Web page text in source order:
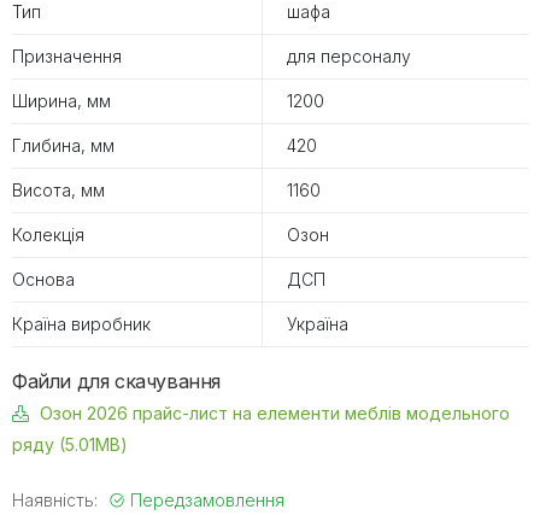
Тип шафа
Призначення для персоналу
Ширина, мм 1200
Глибина, мм 420
Висота, мм 1160
Колекція Озон
Основа ДСП
Країна виробник Україна
Файли для скачування
Озон 2026 прайс-лист на елементи меблів модельного
ряду (5.01MB)
Наявність: Передзамовлення